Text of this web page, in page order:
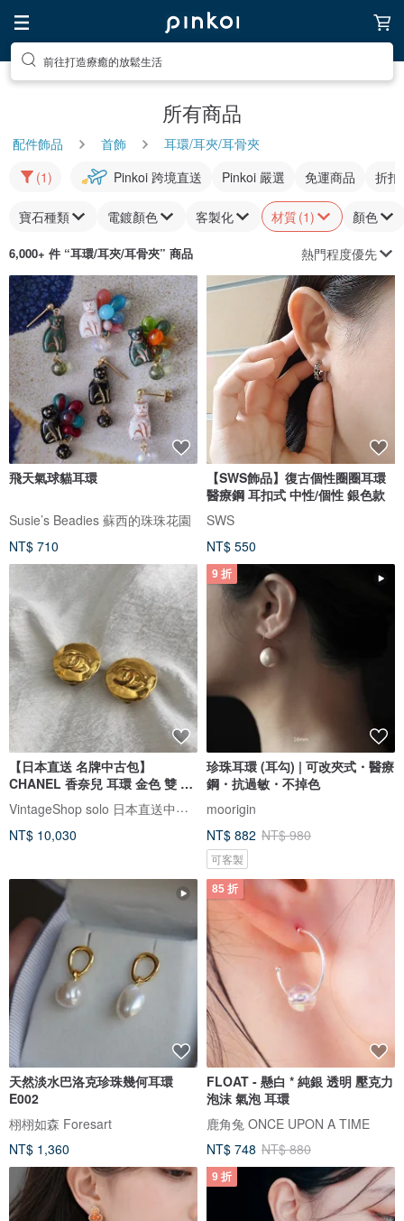
前往尋找靈感吧
所有商品
配件飾品 首飾
耳環/耳夾/耳骨夾
(1)
Pinkoi 跨境直送 Pinkoi 嚴選 免運商品 折扣
寶石種類 電鍍顏色 客製化 材質(1) 顏色
6,000+ 件 “耳環/耳夾/耳骨夾” 商品 熱門程度優先
飛天氣球貓耳環
Susie’s Beadies 蘇西的珠珠花園
NT$ 710
【SWS飾品】復古個性圈圈耳環
醫療鋼 耳扣式 中性/個性 銀色款
SWS
NT$ 550
【日本直送 名牌中古包】
CHANEL 香奈兒 耳環 金色 雙 C
Logo vintage 古董 jdncgd
VintageShop solo 日本直送中古包專賣店
NT$ 10,030
9 折
珍珠耳環 (耳勾) | 可改夾式・醫療
鋼・抗過敏・不掉色
moorigin
NT$ 882 NT$ 980
可客製
天然淡水巴洛克珍珠幾何耳環
E002
栩栩如森 Foresart
NT$ 1,360
85 折
FLOAT - 懸白 * 純銀 透明 壓克力
泡沫 氣泡 耳環
鹿角兔 ONCE UPON A TIME
NT$ 748 NT$ 880
9 折